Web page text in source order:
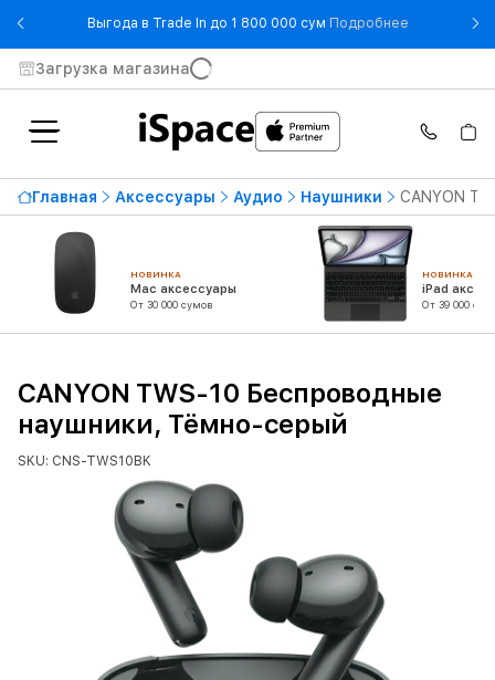
Выгода в Trade In до 1 800 000 сум Подробнее- Выгода в
Загрузка магазина
Главная Аксессуары Аудио Наушники CANYON
НОВИНКА
Mac аксессуары
От 30 000 сумов
НОВИНКА
iPad
От 39 000
CANYON TWS-10 Беспроводные
наушники, Тёмно-серый
SKU: CNS-TWS10BK